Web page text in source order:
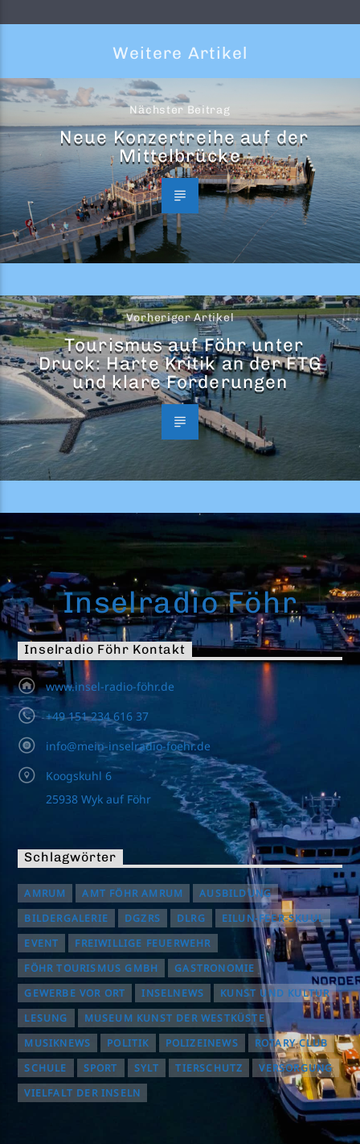
Weitere Artikel
Nächster Beitrag
Neue Konzertreihe auf der
Mittelbrücke
Vorheriger Artikel
Tourismus auf Föhr unter
Druck: Harte Kritik an der FTG
und klare Forderungen
Inselradio Föhr
Inselradio Föhr Kontakt
www.insel-radio-föhr.de
+49 151 234 616 37
info@mein-inselradio-foehr.de
Koogskuhl 6
25938 Wyk auf Föhr
Schlagwörter
AMRUM AMT FÖHR AMRUM
AUSBILDUNG
BILDERGALERIE
DGZRS DLRG
EILUN-FEER-SKUUL
EVENT
FREIWILLIGE FEUERWEHR
FÖHR TOURISMUS GMBH
GASTRONOMIE
GEWERBE VOR ORT
INSELNEWS
KUNST UND KULTUR
LESUNG
MUSEUM KUNST DER WESTKÜSTE
MUSIKNEWS
POLITIK POLIZEINEWS
ROTARY CLUB
SCHULE
SPORT SYLT TIERSCHUTZ
VERSORGUNG
VIELFALT DER INSELN